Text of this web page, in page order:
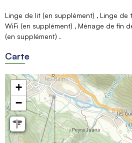
Linge de lit (en supplément) Linge de
WiFi (en supplément)
Ménage de fin
(en supplément)
Carte
+
−